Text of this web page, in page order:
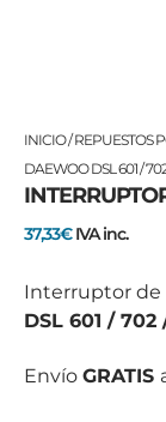
INICIO/REPUESTOS
DAEWOO DSL 601 /
37,33€ IVA inc.
Interruptor de
DSL 601 / 702
Envío GRATIS
DAEWOO
DSL
601
702
/
cantidad